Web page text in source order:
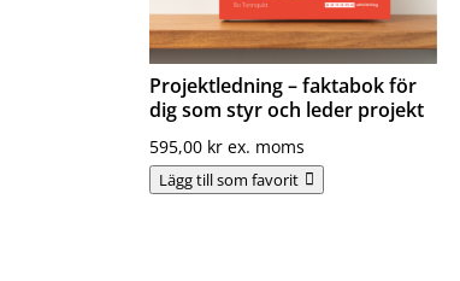
Projektledning – faktabok för
dig som styr och leder projekt
595,00 kr ex. moms
Lägg till som favorit